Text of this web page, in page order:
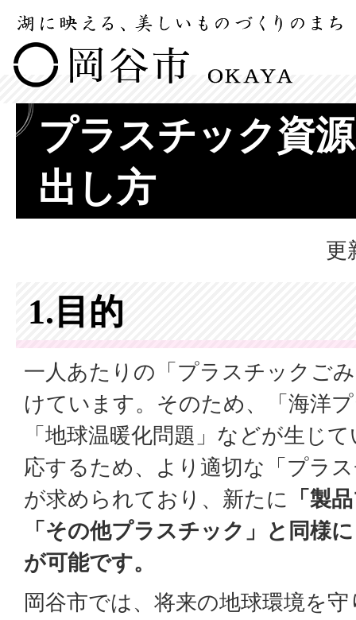
プラスチック資
出し方
更
1.目的
一人あたりの「プラスチックご
けています。そのため、「海洋
「地球温暖化問題」などが生じ
応するため、より適切な「プラ
が求められており、新たに 「製
「その他プラスチック」と同様
が可能です。
岡谷市では、将来の地球環境を